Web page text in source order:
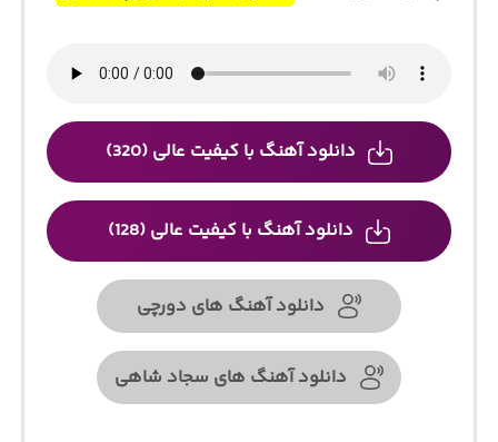
دانلود آهنگ با کیفیت عالی (320)
دانلود آهنگ با کیفیت عالی (128)
دانلود آهنگ های دورچی
دانلود آهنگ های سجاد شاهی